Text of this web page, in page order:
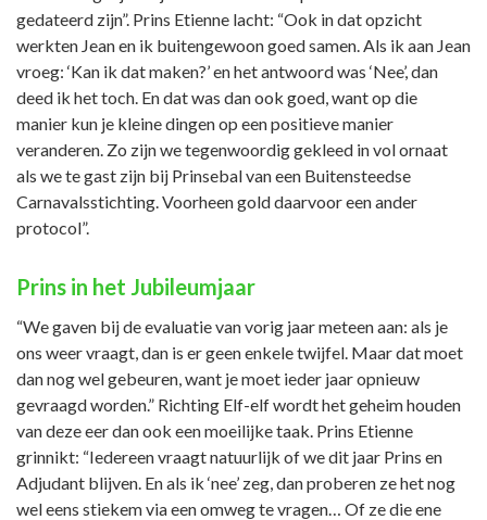
gedateerd zijn”. Prins Etienne lacht: “Ook in dat opzicht
werkten Jean en ik buitengewoon goed samen. Als ik aan Jean
vroeg: ‘Kan ik dat maken?’ en het antwoord was ‘Nee’, dan
deed ik het toch. En dat was dan ook goed, want op die
manier kun je kleine dingen op een positieve manier
veranderen. Zo zijn we tegenwoordig gekleed in vol ornaat
als we te gast zijn bij Prinsebal van een Buitensteedse
Carnavalsstichting. Voorheen gold daarvoor een ander
protocol”.
Prins in het Jubileumjaar
“We gaven bij de evaluatie van vorig jaar meteen aan: als je
ons weer vraagt, dan is er geen enkele twijfel. Maar dat moet
dan nog wel gebeuren, want je moet ieder jaar opnieuw
gevraagd worden.” Richting Elf-elf wordt het geheim houden
van deze eer dan ook een moeilijke taak. Prins Etienne
grinnikt: “Iedereen vraagt natuurlijk of we dit jaar Prins en
Adjudant blijven. En als ik ‘nee’ zeg, dan proberen ze het nog
wel eens stiekem via een omweg te vragen… Of ze die ene